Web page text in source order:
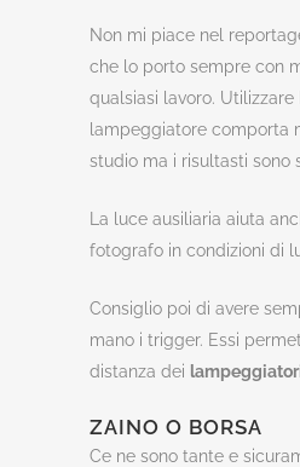
Non mi piace nel
che lo porto sempre con
qualsiasi lavoro. Utilizzare
lampeggiatore comporta
studio ma i risultasti sono
La luce ausiliaria aiuta
fotografo in condizioni di
Consiglio poi di avere
mano i trigger. Essi
distanza dei
ZAINO O BORSA
Ce ne sono tante e